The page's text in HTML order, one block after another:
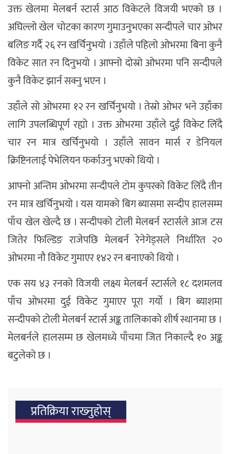
उक्त खेलमा मेलबर्न स्टार्स आठ विकेटले विजयी भएको छ ।
अघिल्लो खेल चोटका कारण गुमाउनुभएका सन्दीपले चार ओभर
बलिङ गर्दै २६ रन खर्चिनुभयो । उहाँले पहिलो ओभरमा बिना कुनै
विकेट सात रन दिनुभयो । आफ्नो दोस्रो ओभरमा पनि सन्दीपले
कुनै विकेट झार्न सक्नु भएन ।
उहाँले सो ओभरमा १२ रन खर्चिनुभयो । तेस्रो ओभर भने उहाँका
लागि उपलब्धिपूर्ण रह्यो । उक्त ओभरमा उहाँले दुई विकेट लिँदै
चार रन मात्र खर्चिनुभयो । उहाँले सावन मार्स र डेनियल
क्रिष्टिनलाई पेभेलियन फर्काउनु भएको थियो ।
आफ्नो अन्तिम ओभरमा सन्दीपले टोम कुपरको विकेट लिँदै तीन
रन मात्र खर्चिनुभयो । यस यामको बिग ब्यासमा सन्दीप हालसम्म
पाँच खेल खेल्दै छ । सन्दीपको टोली मेलबर्न स्टार्सले आज टस
जितेर फिल्डिङ राजेपछि मेलबर्न रेनेगेड्सले निर्धारित २०
ओभरमा नौ विकेट गुमाएर १४२ रन बनाएको थियो ।
एक सय ४३ रनको विजयी लक्ष्य मेलबर्न स्टार्सले १८ दशमलव
पाँच ओभरमा दुई विकेट गुमाएर पूरा गर्यो । बिग ब्याशमा
सन्दीपको टोली मेलबर्न स्टार्स अङ्क तालिकाको शीर्ष स्थानमा छ ।
मेलबर्नले हालसम्म छ खेलमध्ये पाँचमा जित निकाल्दै १० अङ्क
बटुलेको छ ।
प्रतिक्रिया राख्‍नुहोस्